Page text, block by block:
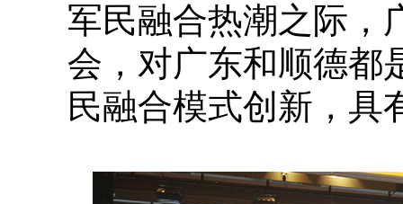
军民融合热潮之际，
会，对广东和顺德都
民融合模式创新，具